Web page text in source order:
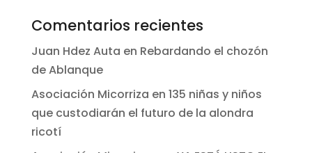
Comentarios recientes
Juan Hdez Auta en Rebardando el chozón
de Ablanque
Asociación Micorriza en 135 niñas y niños
que custodiarán el futuro de la alondra
ricotí